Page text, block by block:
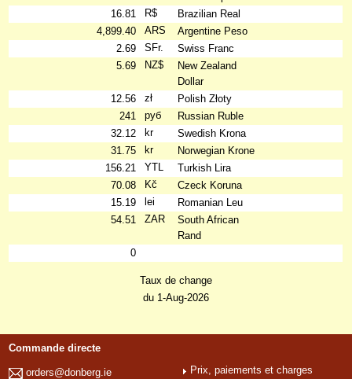
16.81
R$
Brazilian Real
4,899.40
ARS
Argentine Peso
2.69
SFr.
Swiss Franc
5.69
NZ$
New Zealand
Dollar
12.56
zł
Polish Złoty
241
руб
Russian Ruble
32.12
kr
Swedish Krona
31.75
kr
Norwegian Krone
156.21
YTL
Turkish Lira
70.08
Kč
Czeck Koruna
15.19
lei
Romanian Leu
54.51
ZAR
South African
Rand
0
Taux de change
du 1-Aug-2026
Commande directe
orders@donberg.ie
Prix, paiements et charges